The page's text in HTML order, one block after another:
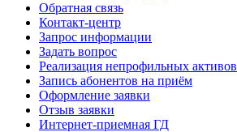
Обратная связь
Контакт-центр
Запрос информации
Задать вопрос
Реализация непрофильных активов
Запись абонентов на приём
Оформление заявки
Отзыв заявки
Интернет-приемная ГД